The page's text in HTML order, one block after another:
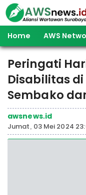
Home AWS
Peringati
Disabilitas
Sembako
awsnews.id
Jumat, 03 Mei 2024